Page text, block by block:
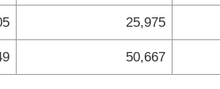
25,975
50,667